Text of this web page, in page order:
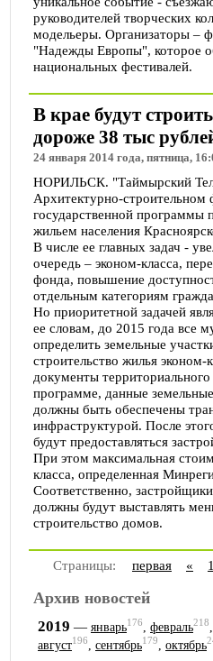
руководителей творческих
модельеры. Организаторы –
"Надежды Европы", которое
национальных фестивалей.
В крае будут
дороже 38 тыс
24 января 2014 года, пятница,
НОРИЛЬСК. "Таймырский
Архитектурно-
государственной
жильем населения
В числе ее главных задач -
очередь – эконом-класса,
фонда, повышение
отдельным категориям
Но приоритетной задачей
ее словам, до 2015 года все
определить земельные
строительство жилья
документы
программе, данные
должны быть обеспечены
инфраструктурой. После
будут предоставляться
При этом максимальная
класса, определенная
Соответственно,
должны будут выставлять
строительство домов.
Страницы: первая «
Архив новостей
2019 — январь176 февраль218
август196, сентябрь179, октябрь